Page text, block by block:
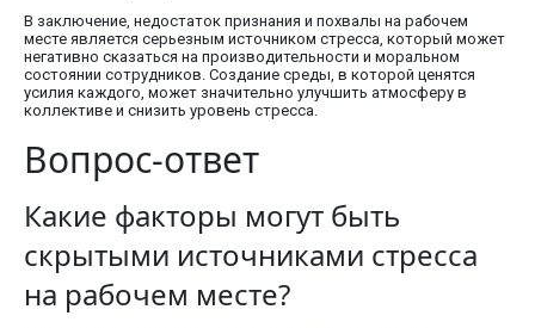
В заключение, недостаток признания и похвалы на рабочем
месте является серьезным источником стресса, который может
негативно сказаться на производительности и моральном
состоянии сотрудников. Создание среды, в которой ценятся
усилия каждого, может значительно улучшить атмосферу в
коллективе и снизить уровень стресса.
Вопрос-ответ
Какие факторы могут быть
скрытыми источниками стресса
на рабочем месте?